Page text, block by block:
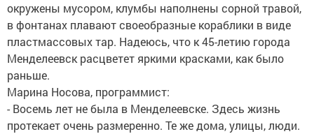
окружены мусором, клумбы наполнены сорной травой,
в фонтанах плавают своеобразные кораблики в виде
пластмассовых тар. Надеюсь, что к 45-летию города
Менделеевск расцветет яркими красками, как было
раньше.
Марина Носова, программист:
- Восемь лет не была в Менделеевске. Здесь жизнь
протекает очень размеренно. Те же дома, улицы, люди.